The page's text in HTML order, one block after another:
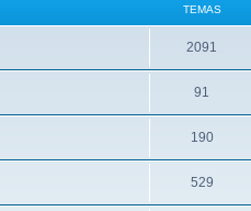
TEMAS
2091
91
190
529